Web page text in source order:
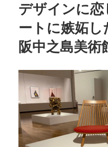
POLICY
デザインに
ートに嫉妬
阪中之島美術